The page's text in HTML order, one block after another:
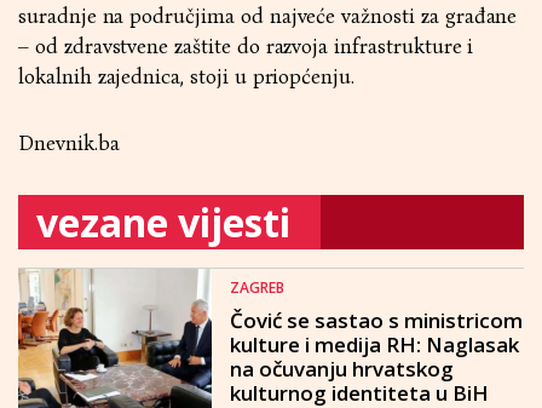
suradnje na područjima od najveće važnosti za građane
– od zdravstvene zaštite do razvoja infrastrukture i
lokalnih zajednica, stoji u priopćenju.
Dnevnik.ba
vezane vijesti
ZAGREB
Čović se sastao s ministricom
kulture i medija RH: Naglasak
na očuvanju hrvatskog
kulturnog identiteta u BiH